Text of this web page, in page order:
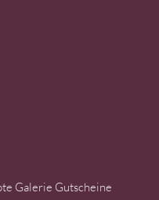
Galerie Gutscheine